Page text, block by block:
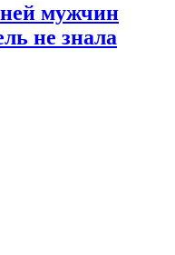
мужчин
не знала